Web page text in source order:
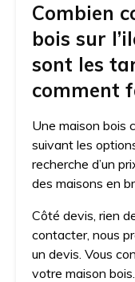
Combien
bois sur
sont les
comment
Une maison bois
suivant les
recherche d’un
des maisons en
Côté devis, rien
contacter, nous
un devis. Vous
votre maison bois.